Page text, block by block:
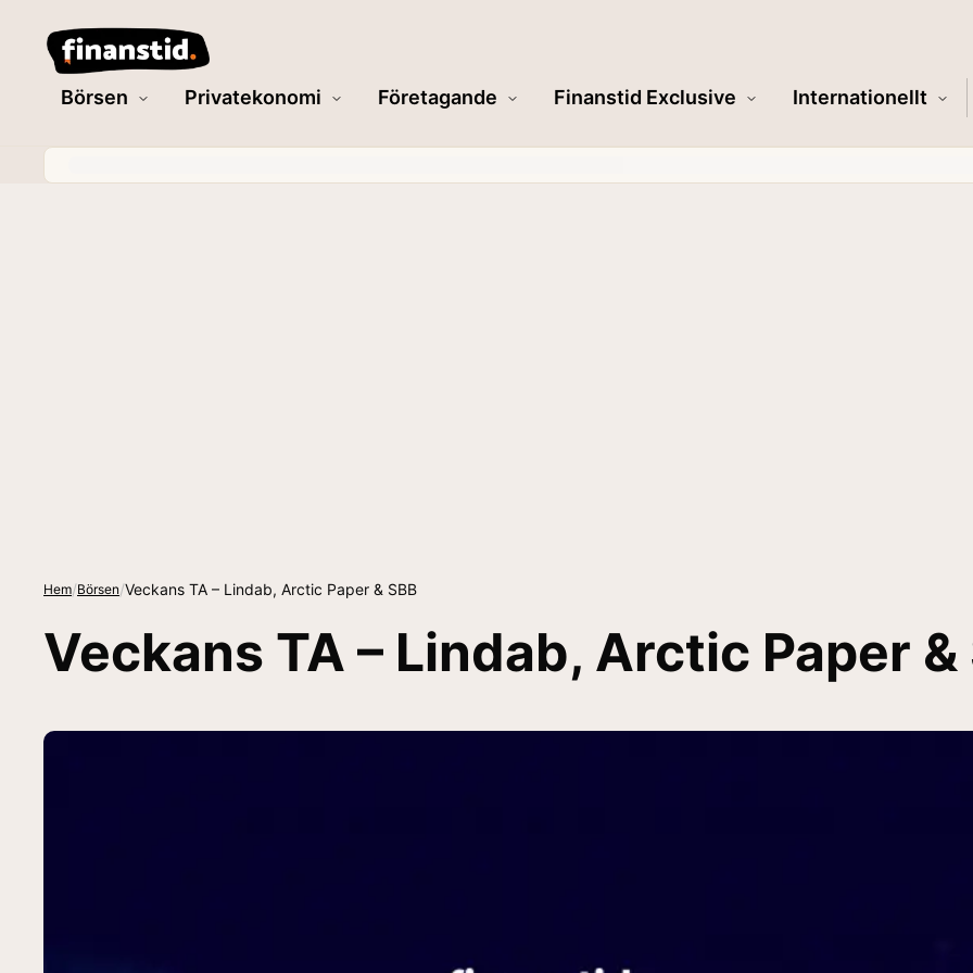
Börsen Privatekonomi Företagande Finanstid Exclusive Internationellt
Hem/Börsen/Veckans TA – Lindab, Arctic Paper & SBB
Veckans TA – Lindab, Arctic Paper &